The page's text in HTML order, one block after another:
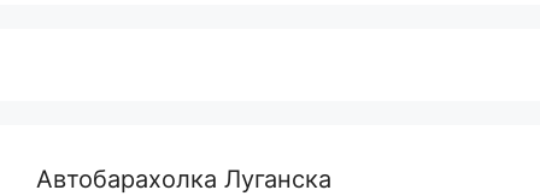
Автобарахолка Луганска